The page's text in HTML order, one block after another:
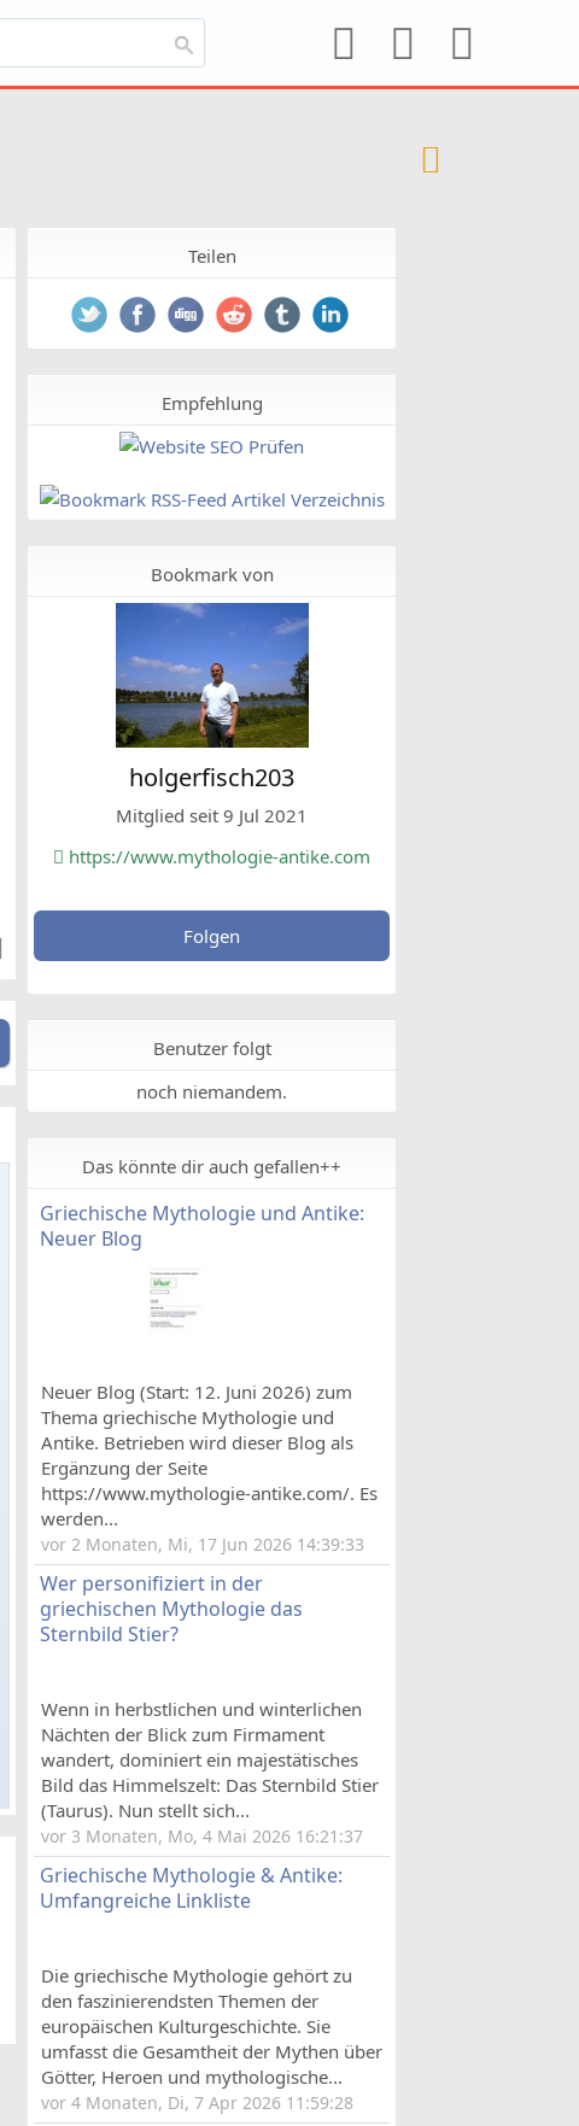
Teilen
Empfehlung
Bookmark von
holgerfisch203
Mitglied seit 9 Jul 2021
https://www.mythologie-antike.com
Folgen
Benutzer folgt
noch niemandem.
Das könnte dir auch gefallen++
Griechische Mythologie und Antike:
Neuer Blog
Neuer Blog (Start: 12. Juni 2026) zum
Thema griechische Mythologie und
Antike. Betrieben wird dieser Blog als
Ergänzung der Seite
https://www.mythologie-antike.com/. Es
werden...
vor 2 Monaten, Mi, 17 Jun 2026 14:39:33
Wer personifiziert in der
griechischen Mythologie das
Sternbild Stier?
Wenn in herbstlichen und winterlichen
Nächten der Blick zum Firmament
wandert, dominiert ein majestätisches
Bild das Himmelszelt: Das Sternbild Stier
(Taurus). Nun stellt sich...
vor 3 Monaten, Mo, 4 Mai 2026 16:21:37
Griechische Mythologie & Antike:
Umfangreiche Linkliste
Die griechische Mythologie gehört zu
den faszinierendsten Themen der
europäischen Kulturgeschichte. Sie
umfasst die Gesamtheit der Mythen über
Götter, Heroen und mythologische...
vor 4 Monaten, Di, 7 Apr 2026 11:59:28